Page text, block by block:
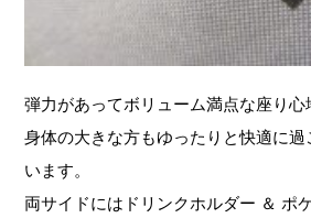
弾力があってボリューム満点な座り心
身体の大きな方もゆったりと快適に過
います。
両サイドにはドリンクホルダー ＆ ポ